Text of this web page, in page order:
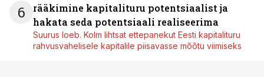
6
rääkimine kapitalituru potentsiaalist ja
hakata seda potentsiaali realiseerima
Suurus loeb. Kolm lihtsat ettepanekut Eesti kapitalituru
rahvusvahelisele kapitalile piisavasse mõõtu viimiseks